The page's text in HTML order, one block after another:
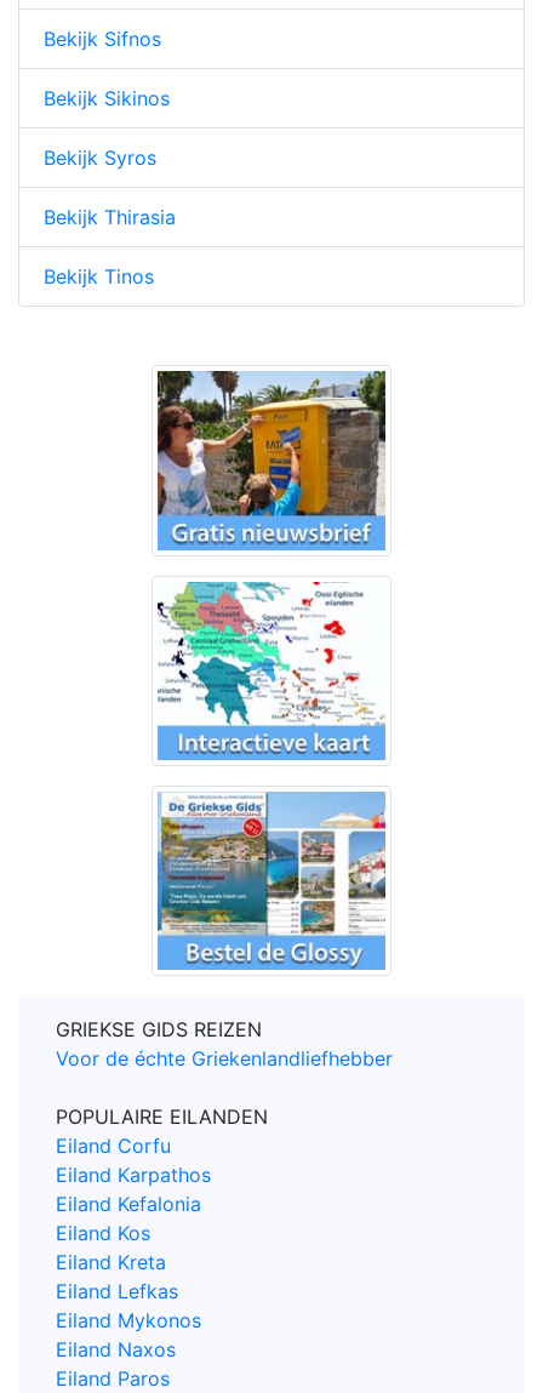
Bekijk Sifnos
Bekijk Sikinos
Bekijk Syros
Bekijk Thirasia
Bekijk Tinos
GRIEKSE GIDS REIZEN
Voor de échte Griekenlandliefhebber
POPULAIRE EILANDEN
Eiland Corfu
Eiland Karpathos
Eiland Kefalonia
Eiland Kos
Eiland Kreta
Eiland Lefkas
Eiland Mykonos
Eiland Naxos
Eiland Paros